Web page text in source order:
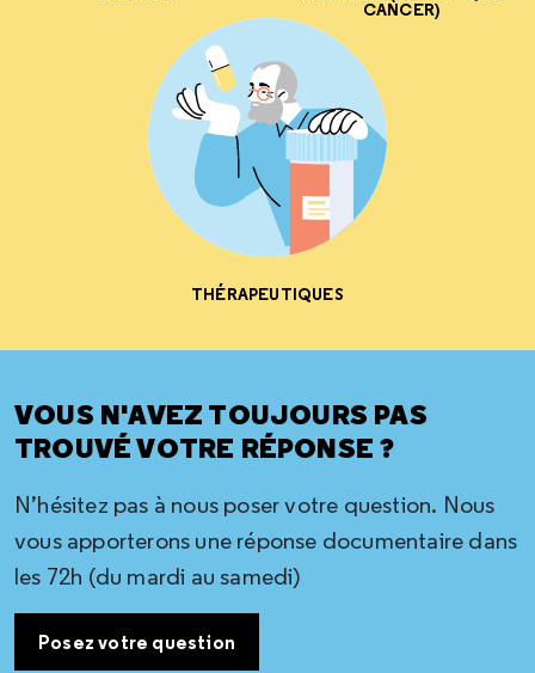
CANCER)
THÉRAPEUTIQUES
VOUS N'AVEZ TOUJOURS PAS
TROUVÉ VOTRE RÉPONSE ?
N’hésitez pas à nous poser votre question. Nous
vous apporterons une réponse documentaire dans
les 72h (du mardi au samedi)
Posez votre question